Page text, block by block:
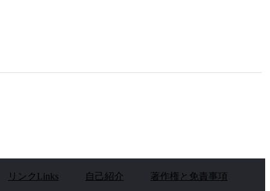
リンクLinks 自己紹介 著作権と免責事項